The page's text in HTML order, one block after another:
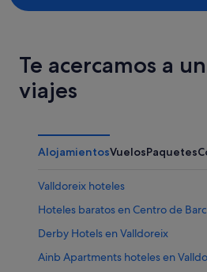
Te acercamos a
viajes
AlojamientosVuelosPaquetes
Valldoreix hoteles
Hoteles baratos en Centro de
Derby Hotels en Valldoreix
Ainb Apartments hoteles en